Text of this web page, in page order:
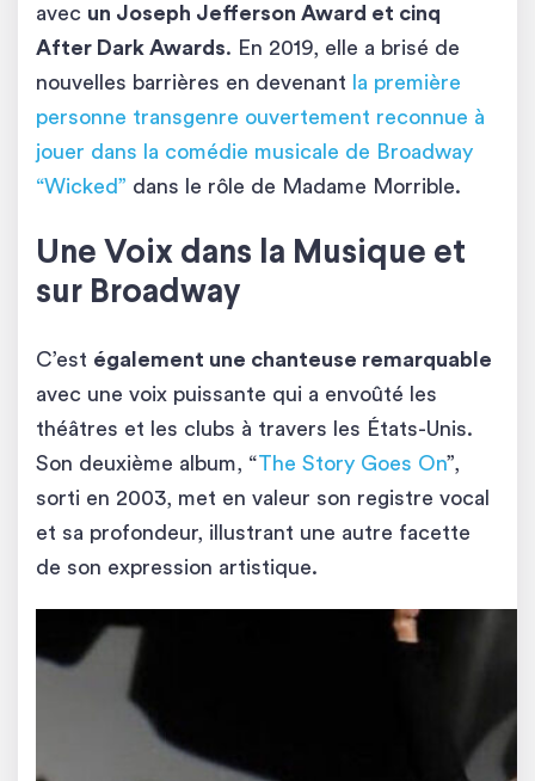
avec un Joseph Jefferson Award et cinq
After Dark Awards. En 2019, elle a brisé de
nouvelles barrières en devenant
la première
personne transgenre ouvertement reconnue à
jouer dans la comédie musicale de Broadway
“Wicked” dans le rôle de Madame Morrible.
Une Voix dans la Musique et
sur Broadway
C’est également une chanteuse remarquable
avec une voix puissante qui a envoûté les
théâtres et les clubs à travers les États-Unis.
Son deuxième album, “The Story Goes On”,
sorti en 2003, met en valeur son registre vocal
et sa profondeur, illustrant une autre facette
de son expression artistique.